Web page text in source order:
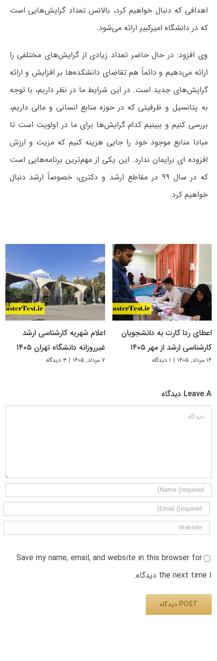
اهدافی که دنبال خواهیم کرد، بالانس تعداد گرایش‌هایی است
که در دانشگاه امیرکبیر ارائه می‌شود.
وی افزود: در حال حاضر تعداد زیادی از گرایش‌های مختلفی را
ارائه می‌دهیم و دائماً هم تقاضای دانشکده‌ها بر افزایش و ارائه
گرایش‌های جدید است. در این شرایط ما در نظر داریم، با توجه
به پتانسیل و ظرفیتی که در حوزه منابع انسانی و مالی داریم،
بررسی کنیم و ببینیم کدام گرایش‌ها برای ما در اولویت است تا
مبادا منابع موجود خود را جایی هزینه کنیم که مزیت و ارزش
افزوده ای برایمان ندارد. این یکی از مهم‌ترین برنامه‌هایی است
که در سال ۹۹ در مقاطع ارشد و دکتری، خصوصاً ارشد دنبال
خواهیم کرد.
اعطای ردا کارت به دانشجویان
کارشناسی ارشد از مهر ۱۴۰۵
۱۴ مرداد, ۱۴۰۵ | ۱ دیدگاه
اعلام شهریه کارشناسی ارشد
غیرروزانه دانشگاه تهران ۱۴۰۵
۷ مرداد, ۱۴۰۵ | ۳ دیدگاه
Leave A دیدگاه
دیدگاه
Save my name, email, and website in this browser for
the next time I دیدگاه.